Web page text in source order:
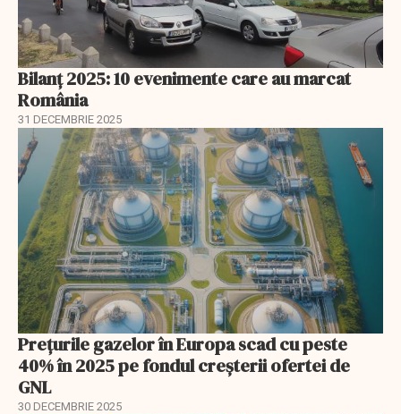
Bilanț 2025: 10 evenimente care au marcat
România
31 DECEMBRIE 2025
Prețurile gazelor în Europa scad cu peste
40% în 2025 pe fondul creșterii ofertei de
GNL
30 DECEMBRIE 2025